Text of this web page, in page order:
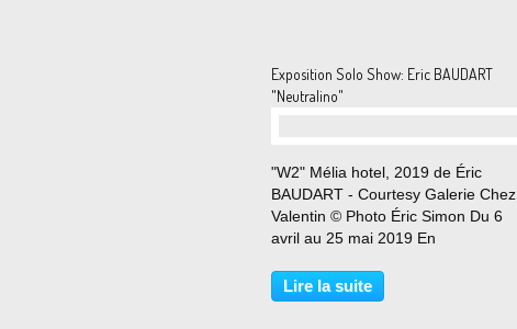
Exposition Solo Show: Eric BAUDART
"Neutralino"
"W2" Mélia hotel, 2019 de Éric
BAUDART - Courtesy Galerie Chez
Valentin © Photo Éric Simon Du 6
avril au 25 mai 2019 En
particule hypothétique véritablement
neutre («Truly neutral particle») que
Lire la suite